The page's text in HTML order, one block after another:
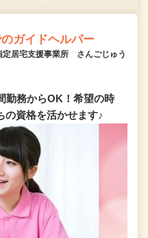
ガイドヘルパー
居宅支援事業所 さんごじゅう
勤務からOK！希望の時
の資格を活かせます♪